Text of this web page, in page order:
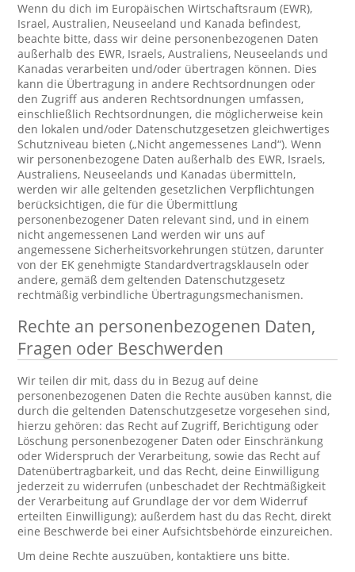
Wenn du dich im Europäischen Wirtschaftsraum (EWR),
Israel, Australien, Neuseeland und Kanada befindest,
beachte bitte, dass wir deine personenbezogenen Daten
außerhalb des EWR, Israels, Australiens, Neuseelands und
Kanadas verarbeiten und/oder übertragen können. Dies
kann die Übertragung in andere Rechtsordnungen oder
den Zugriff aus anderen Rechtsordnungen umfassen,
einschließlich Rechtsordnungen, die möglicherweise kein
den lokalen und/oder Datenschutzgesetzen gleichwertiges
Schutzniveau bieten („Nicht angemessenes Land“). Wenn
wir personenbezogene Daten außerhalb des EWR, Israels,
Australiens, Neuseelands und Kanadas übermitteln,
werden wir alle geltenden gesetzlichen Verpflichtungen
berücksichtigen, die für die Übermittlung
personenbezogener Daten relevant sind, und in einem
nicht angemessenen Land werden wir uns auf
angemessene Sicherheitsvorkehrungen stützen, darunter
von der EK genehmigte Standardvertragsklauseln oder
andere, gemäß dem geltenden Datenschutzgesetz
rechtmäßig verbindliche Übertragungsmechanismen.
Rechte an personenbezogenen Daten,
Fragen oder Beschwerden
Wir teilen dir mit, dass du in Bezug auf deine
personenbezogenen Daten die Rechte ausüben kannst, die
durch die geltenden Datenschutzgesetze vorgesehen sind,
hierzu gehören: das Recht auf Zugriff, Berichtigung oder
Löschung personenbezogener Daten oder Einschränkung
oder Widerspruch der Verarbeitung, sowie das Recht auf
Datenübertragbarkeit, und das Recht, deine Einwilligung
jederzeit zu widerrufen (unbeschadet der Rechtmäßigkeit
der Verarbeitung auf Grundlage der vor dem Widerruf
erteilten Einwilligung); außerdem hast du das Recht, direkt
eine Beschwerde bei einer Aufsichtsbehörde einzureichen.
Um deine Rechte auszuüben, kontaktiere uns bitte.